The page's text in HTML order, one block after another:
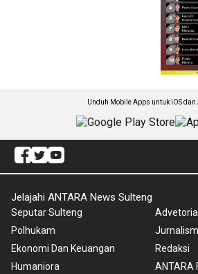
Unduh Mobile Apps untuk iOS dan
Jelajahi ANTARA News Sulteng
Seputar Sulteng
Polhukam
Ekonomi Dan Keuangan
Humaniora
Redaksi
ANTARA